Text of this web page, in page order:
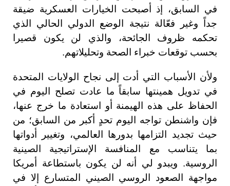
في السابق، إذ أصبحت الخيارات العسكرية ضيقة
جداً وغير فعّالة نتيجة الوضع الدولي الحالي الذي
تحكمه ظروف الجائحة، والذي لن يكون قصيرا
بحسب توقعات خبراء الصحة وتحليلاتهم.
ولأن الأسباب التي أدت إلى نجاح الولايات المتحدة
في تدويل همينتها سابقاً ما عادت تصلح اليوم في
الحفاظ على هذه الهيمنة أو استعادة ما خرج عنها،
فإن واشنطن تواجه اليوم تحدٍ أكبر من السابق؛ من
حيث تجديد التزامها بدورها العالمي، وتغيير أدواتها
بما يتناسب مع المنافسة الإستراتيجية الصينية
الروسية. ويبدو لي أنه لن يكون باستطاعة أمريكا
مواجهة الصعود الروسي الصيني المتسارع إلا في